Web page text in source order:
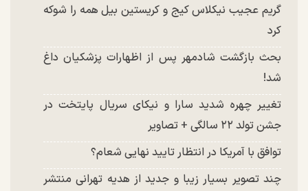
گریم عجیب نیکلاس کیج و کریستین بیل همه را شوکه
کرد
بحث بازگشت شادمهر پس از اظهارات پزشکیان داغ
شد!
تغییر چهره شدید سارا و نیکای سریال پایتخت در
جشن تولد ۲۲ سالگی + تصاویر
توافق با آمریکا در انتظار تایید نهایی شعام؟
چند تصویر بسیار زیبا و جدید از هدیه تهرانی منتشر